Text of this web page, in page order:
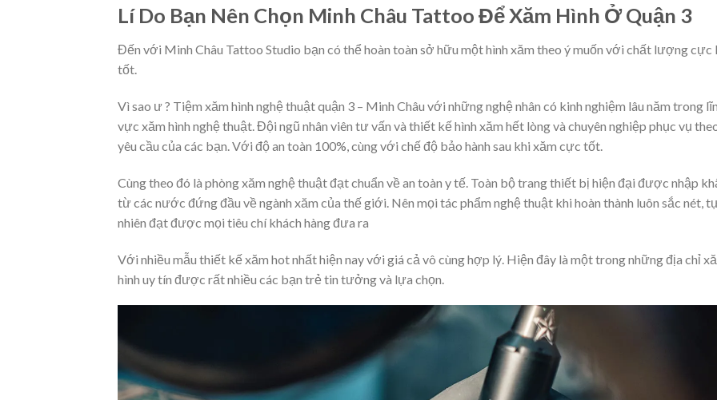
Lí Do Bạn Nên Chọn Minh Châu Tattoo Để Xăm Hình Ở Quận 3
Đến với Minh Châu Tattoo Studio bạn có thể hoàn toàn sở hữu một hình xăm theo ý muốn với chất lượng cực
tốt.
Vì sao ư ? Tiệm xăm hình nghệ thuật quận 3 – Minh Châu với những nghệ nhân có kinh nghiệm lâu năm trong
vực xăm hình nghệ thuật. Đội ngũ nhân viên tư vấn và thiết kế hình xăm hết lòng và chuyên nghiệp phục vụ
yêu cầu của các bạn. Với độ an toàn 100%, cùng với chế độ bảo hành sau khi xăm cực tốt.
Cùng theo đó là phòng xăm nghệ thuật đạt chuẩn về an toàn y tế. Toàn bộ trang thiết bị hiện đại được nhập
từ các nước đứng đầu về ngành xăm của thế giới. Nên mọi tác phẩm nghệ thuật khi hoàn thành luôn sắc nét,
nhiên đạt được mọi tiêu chí khách hàng đưa ra
Với nhiều mẫu thiết kế xăm hot nhất hiện nay với giá cả vô cùng hợp lý. Hiện đây là một trong những địa chỉ
hình uy tín được rất nhiều các bạn trẻ tin tưởng và lựa chọn.